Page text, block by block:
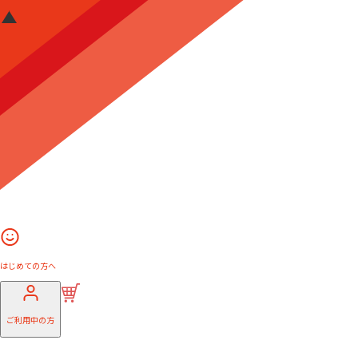
はじめての方へ
ご利用中の方